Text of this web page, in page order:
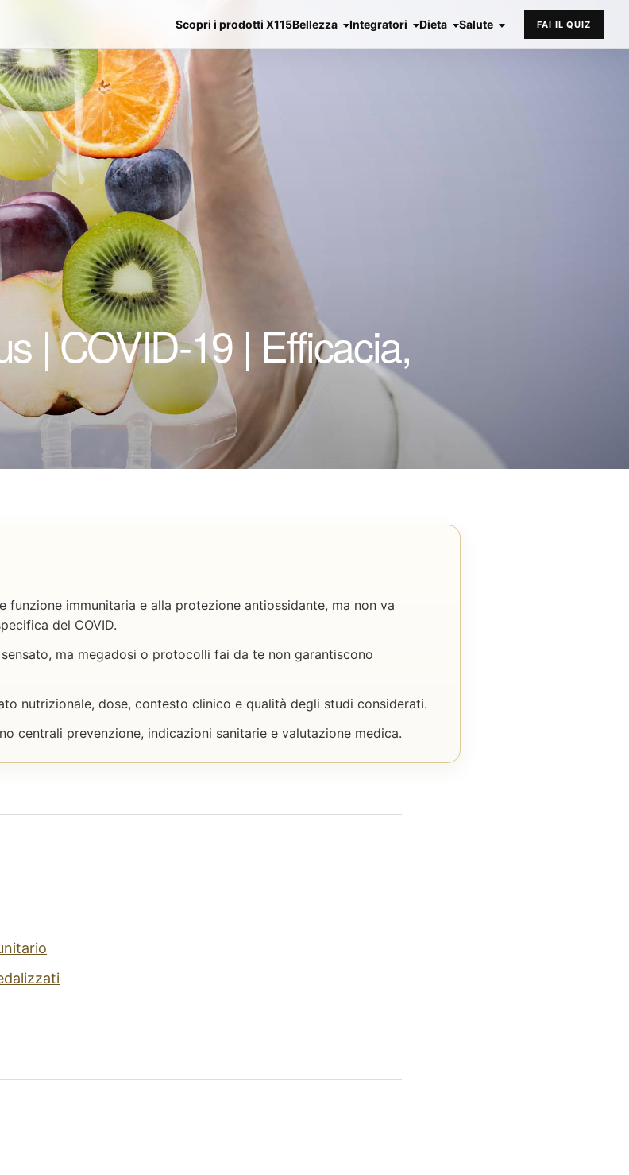
Scopri i prodotti X115Bellezza Integratori Dieta Salute FAI IL QUIZ
| COVID-19 | Efficacia,
funzione immunitaria e alla protezione antiossidante, ma non va
del COVID.
ma megadosi o protocolli fai da te non garantiscono
nutrizionale, dose, contesto clinico e qualità degli studi considerati.
centrali prevenzione, indicazioni sanitarie e valutazione medica.